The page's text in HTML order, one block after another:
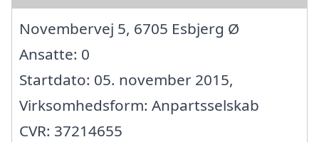
Novembervej 5, 6705 Esbjerg Ø
Ansatte: 0
Startdato: 05. november 2015,
Virksomhedsform: Anpartsselskab
CVR: 37214655